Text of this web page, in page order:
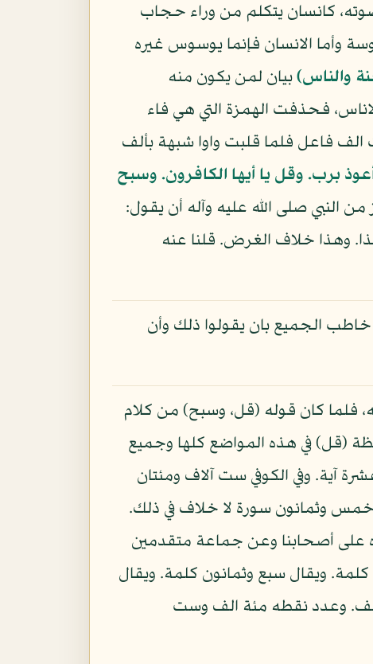
كانسان يتكلم من وراء حجاب
وأما الانسان فإنما يوسوس غيره
والناس)بيان لمن يكون منه
فحذفت الهمزة التي هي فاء
الف فاعل فلما قلبت واوا شبهة بألف
برب. وقل يا أيها الكافرون. وسبح
النبي صلى الله عليه وآله أن يقول:
وهذا خلاف الغرض. قلنا عنه
خاطب الجميع بان يقولوا ذلك وأن
فلما كان قوله (قل، وسبح) من كلام
(قل) في هذه المواضع كلها وجميع
آية. وفي الكوفي ست آلاف ومئتان
خمس وثمانون سورة لا خلاف في ذلك.
على أصحابنا وعن جماعة متقدمين
ويقال سبع وثمانون كلمة. ويقال
وعدد نقطه مئة الف وست